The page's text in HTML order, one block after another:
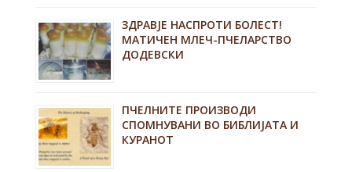
ЗДРАВЈЕ НАСПРОТИ БОЛЕСТ!
МАТИЧЕН МЛЕЧ-ПЧЕЛАРСТВО
ДОДЕВСКИ
ПЧЕЛНИТЕ ПРОИЗВОДИ
СПОМНУВАНИ ВО БИБЛИЈАТА И
КУРАНОТ